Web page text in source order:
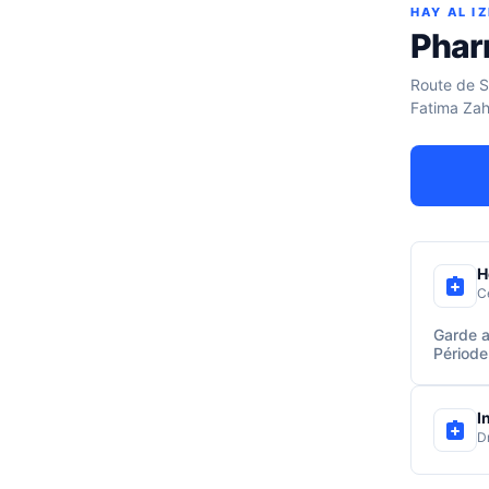
HAY AL
Route de
Fatima
Garde
Période